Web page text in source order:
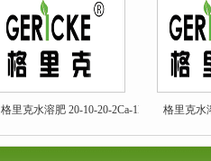
格里克水溶肥 20-10-20-2Ca-1Mg
格里克水